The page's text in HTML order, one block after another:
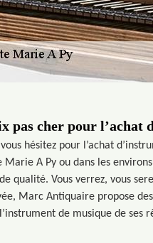
pas cher pour l’achat
hésitez pour l’achat
Marie A Py ou dans les
qualité. Vous verrez, vous
Marc Antiquaire propose
l’instrument de musique de ses